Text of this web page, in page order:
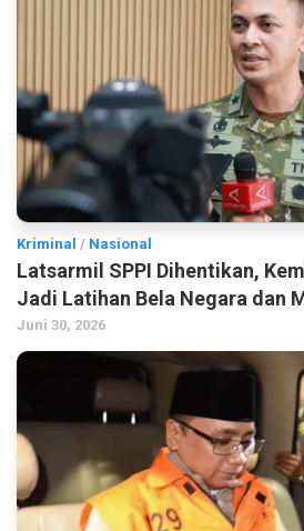
Kriminal / Nasional
Latsarmil SPPI Dihentikan,
Jadi Latihan Bela Negara dan
Juni 30, 2026